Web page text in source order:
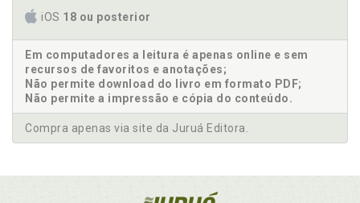
iOS 18 ou posterior
Em computadores a leitura é apenas online e sem
recursos de favoritos e anotações;
Não permite download do livro em formato PDF;
Não permite a impressão e cópia do conteúdo.
Compra apenas via site da Juruá Editora.